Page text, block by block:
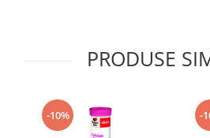
Vitamine si mineralePRODUSE
-10% -